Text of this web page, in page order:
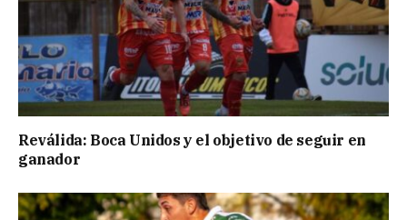
Reválida: Boca Unidos y el objetivo de seguir en
ganador